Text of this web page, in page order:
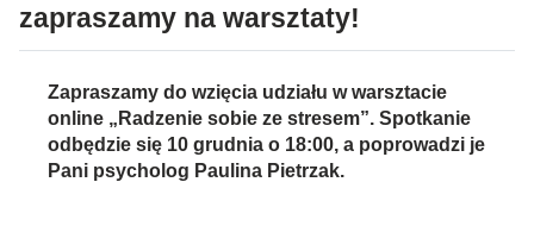
zapraszamy na warsztaty!
Zapraszamy do wzięcia udziału w warsztacie
online „Radzenie sobie ze stresem”. Spotkanie
odbędzie się 10 grudnia o 18:00, a poprowadzi je
Pani psycholog Paulina Pietrzak.